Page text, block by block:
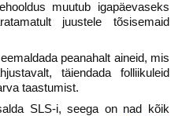
muutub igapäevaseks
juustele tõsisemaid
peanahalt aineid, mis
täiendada folliikuleid
taastumist.
SLS-i, seega on nad kõik